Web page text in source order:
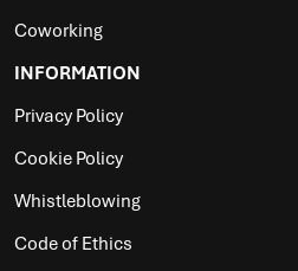
Coworking
INFORMATION
Privacy Policy
Cookie Policy
Whistleblowing
Code of Ethics